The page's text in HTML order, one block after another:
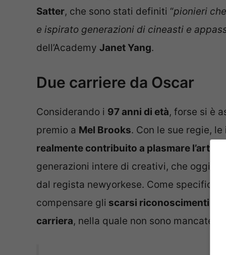
Satter, che sono stati definiti “pionieri
e ispirato generazioni di cineasti e
dell’Academy Janet Yang.
Due carriere da Oscar
Considerando i 97 anni di età, forse si è
premio a Mel Brooks. Con le sue regie,
realmente contribuito a plasmare l’arte
generazioni intere di creativi, che oggi
dal regista newyorkese. Come
compensare gli scarsi riconoscimenti
carriera, nella quale non sono mancate